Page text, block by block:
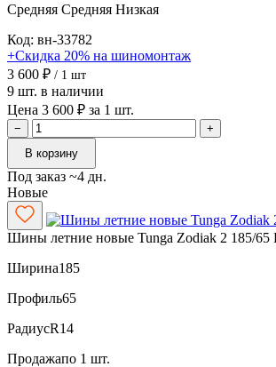
Средняя Средняя Низкая
Код: вн-33782
+Скидка 20% на шиномонтаж
3 600 ₽ / 1 шт
9 шт. в наличии
Цена 3 600 ₽ за 1 шт.
−
+
В корзину
Под заказ ~4 дн.
Новые
Шины летние новые Tunga Zodiak 2 185/65
Ширина185
Профиль65
РадиусR14
Продажапо 1 шт.